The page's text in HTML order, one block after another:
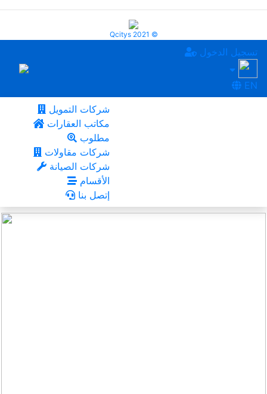
Qcitys 2021 ©
تسجيل الدخول
EN
شركات التمويل
مكاتب العقارات
مطلوب
شركات مقاولات
شركات الصيانة
الأقسام
إتصل بنا